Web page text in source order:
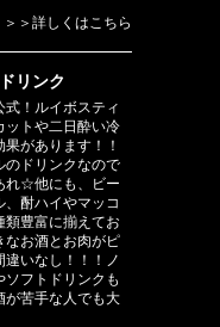
＞＞詳しくはこちら
リンク
式！ルイボスティ
ットや二日酔い冷
があります！！
のドリンクなので
れ☆他にも、ビー
、酎ハイやマッコ
類豊富に揃えてお
なお酒とお肉がピ
違いなし！！！ノ
ソフトドリンクも
が苦手な人でも大